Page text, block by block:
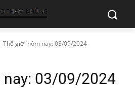
Thế giới hôm nay: 03/09/2024
03/09/2024